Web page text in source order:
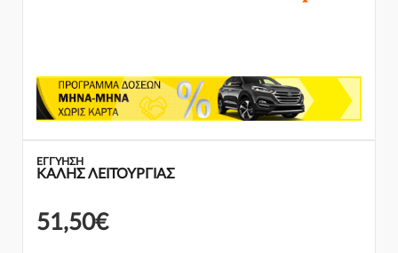
ΕΓΓΎΗΣΗ
ΚΑΛΗΣ ΛΕΙΤΟΥΡΓΙΑΣ
51,50€